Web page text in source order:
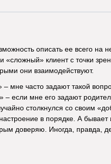
описать ее всего на
«сложный» клиент с точки
они взаимодействуют.
– мне часто задают такой
если мне его задают
столкнулся со своим
в порядке. А
доверяю. Иногда, правда,